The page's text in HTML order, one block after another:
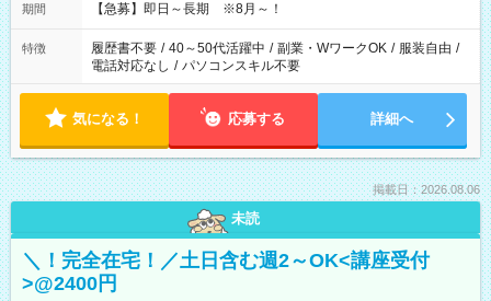
期間 【急募】即日～長期 ※8月～！
特徴 履歴書不要 / 40～50代活躍中 / 副業・WワークOK / 服装自由 /
電話対応なし / パソコンスキル不要
気になる！ 応募する 詳細へ
掲載日：2026.08.06
未読
＼！完全在宅！／土日含む週2～OK<講座受付
>@2400円